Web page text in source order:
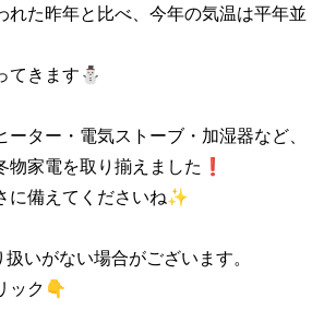
れた昨年と比べ、今年の気温は平年並
てきます⛄
ター・電気ストーブ・加湿器など、
物家電を取り揃えました❗
に備えてくださいね✨
いがない場合がございます。
ック👇